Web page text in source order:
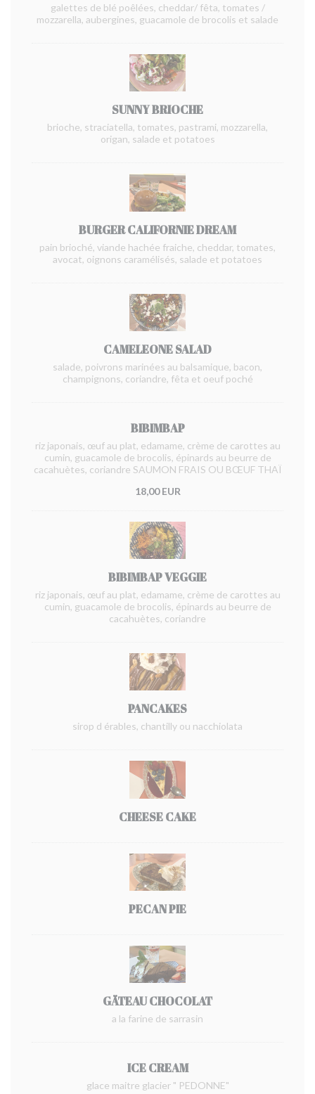
galettes de blé poêlées, cheddar/ fêta, tomates /
mozzarella, aubergines, guacamole de brocolis et salade
SUNNY BRIOCHE
brioche, straciatella, tomates, pastrami, mozzarella,
origan, salade et potatoes
BURGER CALIFORNIE DREAM
pain brioché, viande hachée fraiche, cheddar, tomates,
avocat, oignons caramélisés, salade et potatoes
CAMELEONE SALAD
salade, poivrons marinées au balsamique, bacon,
champignons, coriandre, fêta et oeuf poché
BIBIMBAP
riz japonais, œuf au plat, edamame, crème de carottes au
cumin, guacamole de brocolis, épinards au beurre de
cacahuètes, coriandre SAUMON FRAIS OU BŒUF THAÏ
18,00 EUR
BIBIMBAP VEGGIE
riz japonais, œuf au plat, edamame, crème de carottes au
cumin, guacamole de brocolis, épinards au beurre de
cacahuètes, coriandre
PANCAKES
sirop d érables, chantilly ou nacchiolata
CHEESE CAKE
PECAN PIE
GÄTEAU CHOCOLAT
a la farine de sarrasin
ICE CREAM
glace maitre glacier " PEDONNE"